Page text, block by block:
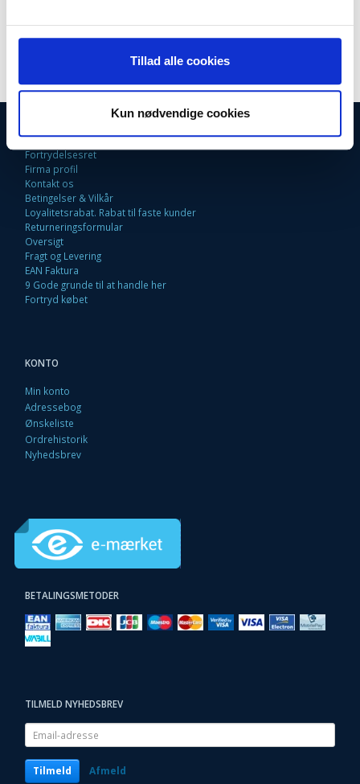
Tillad alle cookies
Kun nødvendige cookies
På lager
Fortrydelsesret
Firma profil
Kontakt os
Betingelser & Vilkår
Loyalitetsrabat. Rabat til faste kunder
Returneringsformular
Oversigt
Fragt og Levering
EAN Faktura
9 Gode grunde til at handle her
Fortryd købet
KONTO
Min konto
Adressebog
Ønskeliste
Ordrehistorik
Nyhedsbrev
BETALINGSMETODER
TILMELD NYHEDSBREV
Email-
adresse
Tilmeld Afmeld